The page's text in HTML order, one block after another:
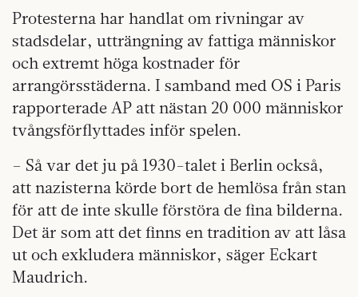
Protesterna har handlat om rivningar av
stadsdelar, utträngning av fattiga människor
och extremt höga kostnader för
arrangörsstäderna. I samband med OS i Paris
rapporterade AP att nästan 20 000 människor
tvångsförflyttades inför spelen.
– Så var det ju på 1930-talet i Berlin också,
att nazisterna körde bort de hemlösa från stan
för att de inte skulle förstöra de fina bilderna.
Det är som att det finns en tradition av att låsa
ut och exkludera människor, säger Eckart
Maudrich.